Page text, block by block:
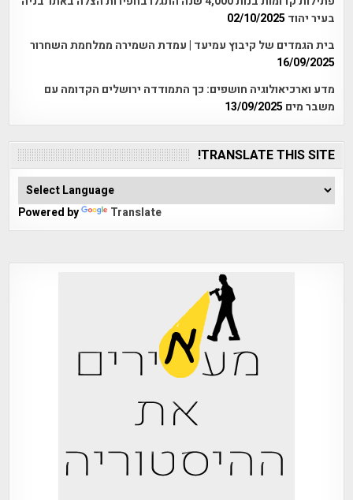
בעיר יהוד 02/10/2025
בית הגמדים של קיבוץ עמיעד | עמדת השמירה ממלחמת השחרור
16/09/2025
מדע וארכיאולוגיה חושפים: כך התמודדה ירושלים הקדומה עם
משבר מים 13/09/2025
TRANSLATE THIS SITE!
Powered by Translate